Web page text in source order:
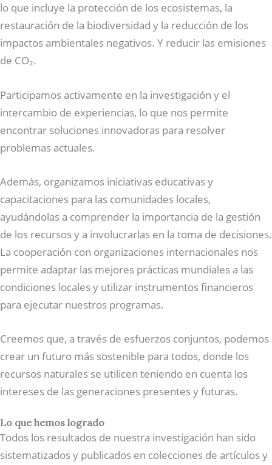
lo que incluye la protección de los ecosistemas, la
restauración de la biodiversidad y la reducción de los
impactos ambientales negativos. Y reducir las emisiones
de CO₂.
Participamos activamente en la investigación y el
intercambio de experiencias, lo que nos permite
encontrar soluciones innovadoras para resolver
problemas actuales.
Además, organizamos iniciativas educativas y
capacitaciones para las comunidades locales,
ayudándolas a comprender la importancia de la gestión
de los recursos y a involucrarlas en la toma de decisiones.
La cooperación con organizaciones internacionales nos
permite adaptar las mejores prácticas mundiales a las
condiciones locales y utilizar instrumentos financieros
para ejecutar nuestros programas.
Creemos que, a través de esfuerzos conjuntos, podemos
crear un futuro más sostenible para todos, donde los
recursos naturales se utilicen teniendo en cuenta los
intereses de las generaciones presentes y futuras.
Lo que hemos logrado
Todos los resultados de nuestra investigación han sido
sistematizados y publicados en colecciones de artículos y